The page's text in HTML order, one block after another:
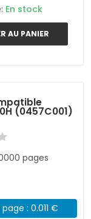
En stock
AU PANIER
(0457C001)
pages
: 0.011 €